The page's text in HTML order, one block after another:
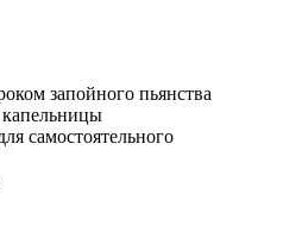
запойного пьянства
самостоятельного